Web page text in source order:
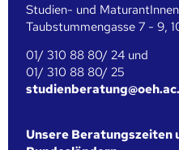
Studien- und
Taubstummengasse 7 - 9,
01/ 310 88 80/ 24 und
01/ 310 88 80/ 25
Unsere Beratungszeiten